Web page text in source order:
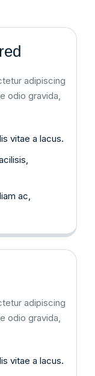
adipiscing
odio gravida,
vitae a lacus.
ac,
adipiscing
odio gravida,
vitae a lacus.